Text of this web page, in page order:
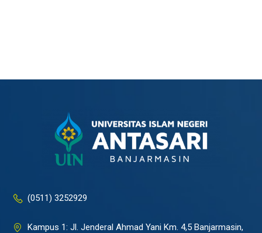
(0511) 3252929
Kampus 1: Jl. Jenderal Ahmad Yani Km. 4,5 Banjarmasin,